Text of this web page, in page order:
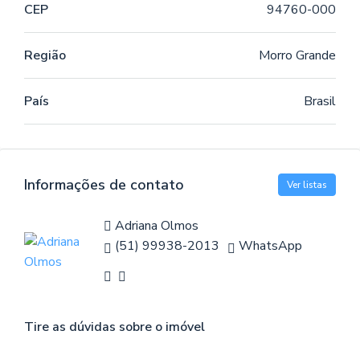
CEP 94760-000
Região Morro Grande
País Brasil
Informações de contato Ver listas
Adriana Olmos
(51) 99938-2013
WhatsApp
Tire as dúvidas sobre o imóvel